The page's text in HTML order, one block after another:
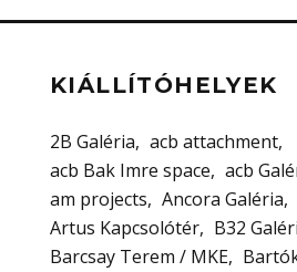
KIÁLLÍTÓHELYEK
2B Galéria
acb attachment
acb Bak Imre space
acb
am projects
Ancora Galéria
Artus Kapcsolótér
B32
Barcsay Terem / MKE